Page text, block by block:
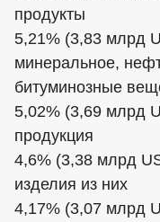
продукты
5,21% (3,83 млрд
минеральное,
битуминозные
5,02% (3,69 млрд
продукция
4,6% (3,38 млрд
изделия из них
4,17% (3,07 млрд